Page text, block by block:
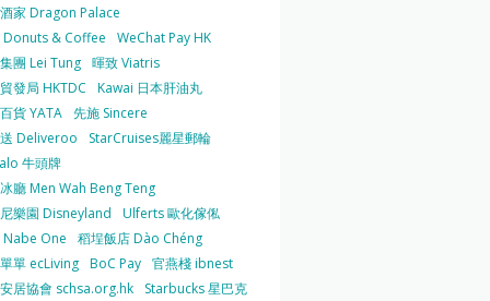
家 Dragon Palace
Donuts & Coffee
WeChat Pay HK
團 Lei Tung 暉致 Viatris
發局 HKTDC
Kawai 日本肝油丸
貨 YATA 先施 Sincere
Deliveroo
StarCruises麗星郵輪
牛頭牌
廳 Men Wah Beng Teng
樂園 Disneyland
Ulferts 歐化傢俬
Nabe One
稻埕飯店 Dào Chéng
單 ecLiving BoC Pay 官燕棧 ibnest
居協會 schsa.org.hk
Starbucks 星巴克